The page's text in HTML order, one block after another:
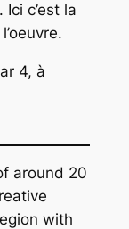
c’est la
4, à
around 20
with